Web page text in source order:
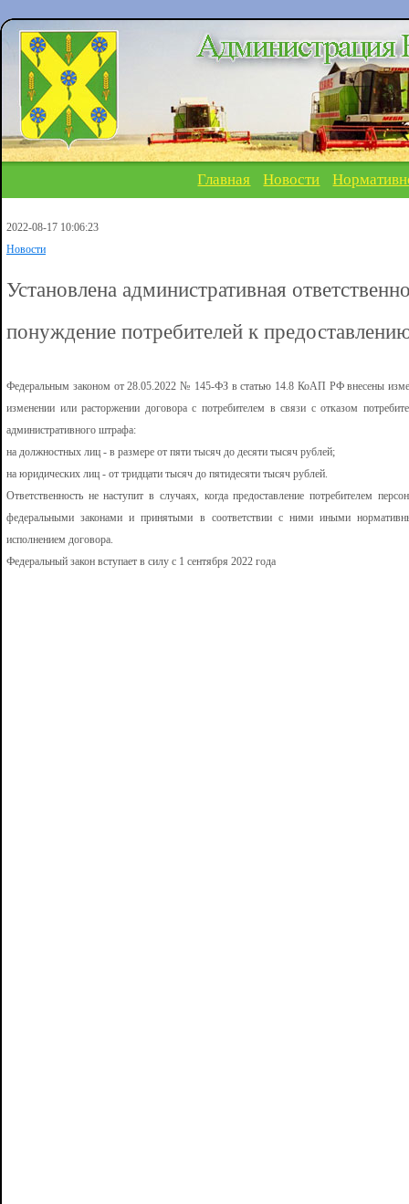
Главная Новости
2022-08-17 10:06:23
Новости
Установлена административная
понуждение потребителей к
Федеральным законом от 28.05.2022 № 145-ФЗ в статью 14.8 КоАП РФ внесены
изменении или расторжении договора с потребителем в связи с отказом
административного штрафа:
на должностных лиц - в размере от пяти тысяч до десяти тысяч рублей;
на юридических лиц - от тридцати тысяч до пятидесяти тысяч рублей.
Ответственность не наступит в случаях, когда предоставление потребителем
федеральными законами и принятыми в соответствии с ними иными
исполнением договора.
Федеральный закон вступает в силу с 1 сентября 2022 года